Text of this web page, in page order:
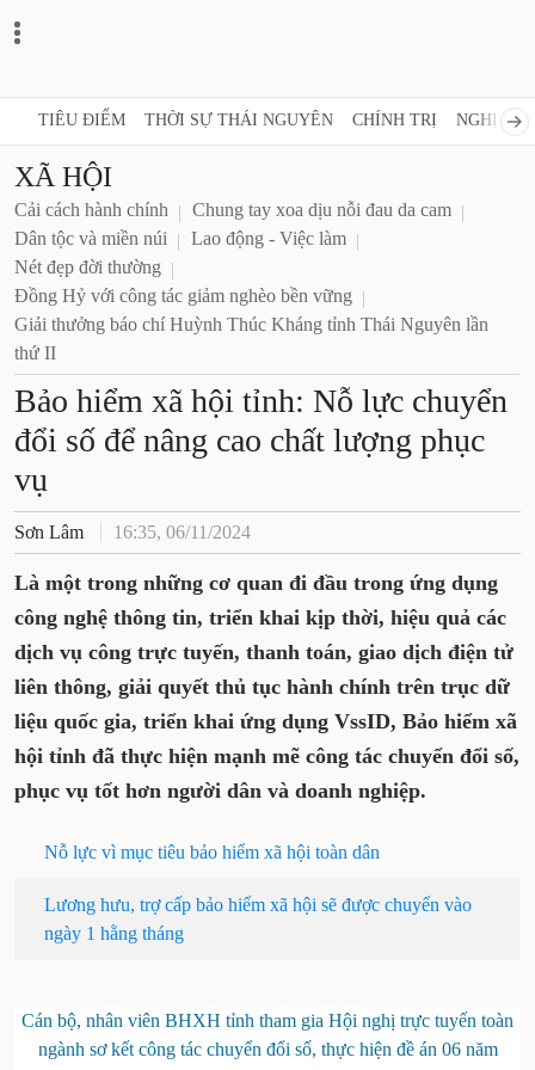
TIÊU ĐIỂM THỜI SỰ THÁI NGUYÊN CHÍNH TRỊ NGHỊ
XÃ HỘI
Cải cách hành chính
Chung tay xoa dịu nỗi đau da cam
Dân tộc và miền núi
Lao động - Việc làm
Nét đẹp đời thường
Đồng Hỷ với công tác giảm nghèo bền vững
Giải thưởng báo chí Huỳnh Thúc Kháng tỉnh Thái Nguyên lần
thứ II
Bảo hiểm xã hội tỉnh: Nỗ lực chuyển
đổi số để nâng cao chất lượng phục
vụ
Sơn Lâm 16:35, 06/11/2024
Là một trong những cơ quan đi đầu trong ứng dụng
công nghệ thông tin, triển khai kịp thời, hiệu quả các
dịch vụ công trực tuyến, thanh toán, giao dịch điện tử
liên thông, giải quyết thủ tục hành chính trên trục dữ
liệu quốc gia, triển khai ứng dụng VssID, Bảo hiểm xã
hội tỉnh đã thực hiện mạnh mẽ công tác chuyển đổi số,
phục vụ tốt hơn người dân và doanh nghiệp.
Nỗ lực vì mục tiêu bảo hiểm xã hội toàn dân
Lương hưu, trợ cấp bảo hiểm xã hội sẽ được chuyển vào
ngày 1 hằng tháng
Cán bộ, nhân viên BHXH tỉnh tham gia Hội nghị trực tuyến toàn
ngành sơ kết công tác chuyển đổi số, thực hiện đề án 06 năm